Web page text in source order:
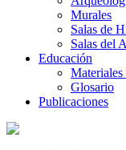
Murales
Salas de
Salas del
Educación
Glosario
Publicaciones